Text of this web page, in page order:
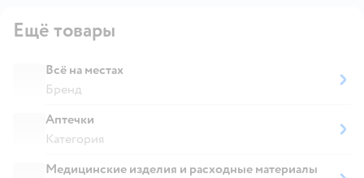
Ещё товары
Всё на местах
Бренд
Аптечки
Категория
Медицинские изделия и расходные материалы